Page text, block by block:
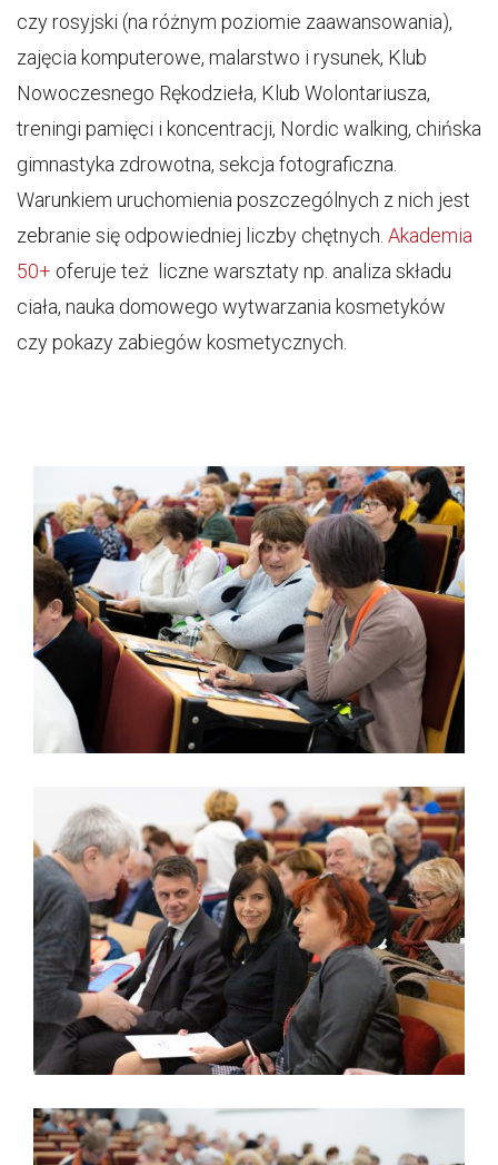
czy rosyjski (na różnym poziomie zaawansowania),
zajęcia komputerowe, malarstwo i rysunek, Klub
Nowoczesnego Rękodzieła, Klub Wolontariusza,
treningi pamięci i koncentracji, Nordic walking, chińska
gimnastyka zdrowotna, sekcja fotograficzna.
Warunkiem uruchomienia poszczególnych z nich jest
zebranie się odpowiedniej liczby chętnych. Akademia
50+ oferuje też liczne warsztaty np. analiza składu
ciała, nauka domowego wytwarzania kosmetyków
czy pokazy zabiegów kosmetycznych.